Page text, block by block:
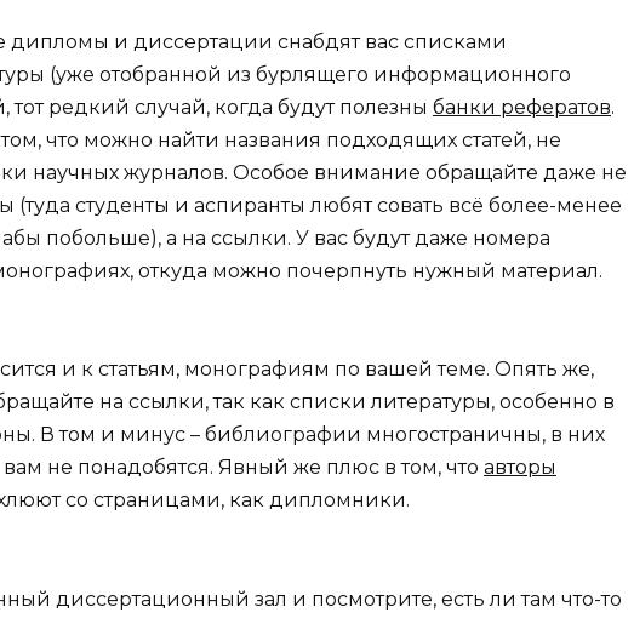
и диссертации снабдят вас списками
(уже отобранной из бурлящего информационного
тот редкий случай, когда будут полезны банки рефератов.
что можно найти названия подходящих статей, не
научных журналов. Особое внимание обращайте даже не
(туда студенты и аспиранты любят совать всё более-менее
побольше), а на ссылки. У вас будут даже номера
откуда можно почерпнуть нужный материал.
и к статьям, монографиям по вашей теме. Опять же,
на ссылки, так как списки литературы, особенно в
В том и минус – библиографии многостраничны, в них
не понадобятся. Явный же плюс в том, что авторы
со страницами, как дипломники.
диссертационный зал и посмотрите, есть ли там что-то